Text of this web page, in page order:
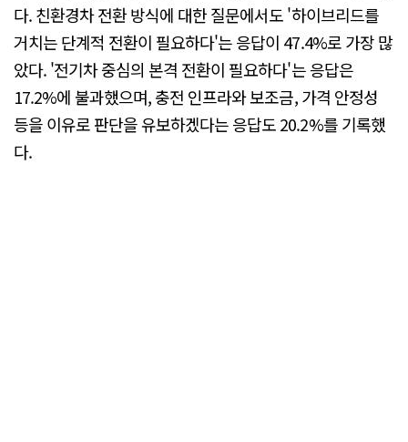
다. 친환경차 전환 방식에 대한 질문에서도 '하이브리드를
거치는 단계적 전환이 필요하다'는 응답이 47.4%로 가장 많
았다. '전기차 중심의 본격 전환이 필요하다'는 응답은
17.2%에 불과했으며, 충전 인프라와 보조금, 가격 안정성
등을 이유로 판단을 유보하겠다는 응답도 20.2%를 기록했
다.